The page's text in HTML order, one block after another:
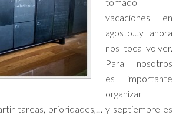
vacaciones en
agosto…y ahora
nos toca volver.
Para nosotros
es importante
organizar
tareas, prioridades,… y septiembre es